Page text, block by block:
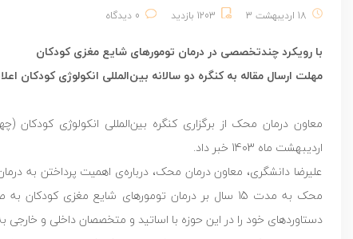
18 اردیبهشت 3 1203 بازدید 0 دیدگاه
با رویکرد چندتخصصی در درمان تومورهای شایع مغزی کودکان
مهلت ارسال مقاله به کنگره دو سالانه بین‌المللی انکولوژی کودکان
معاون درمان محک از برگزاری کنگره بین‌المللی انکولوژی کودکان
اردیبهشت ماه 1403 خبر داد.
علیرضا دانشگری، معاون درمان محک، درباره‌ی اهمیت پرداختن به
محک به مدت 15 سال بر درمان تومورهای شایع مغزی
دستاوردهای خود را در این حوزه با اساتید و متخصصان داخلی و خارجی